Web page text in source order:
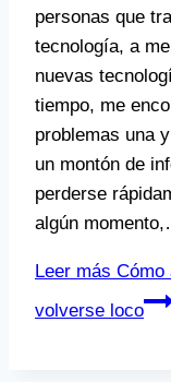
personas que
tecnología, a
nuevas
tiempo, me
problemas una
un montón de
perderse
algún
Leer más Cómo
volverse loco